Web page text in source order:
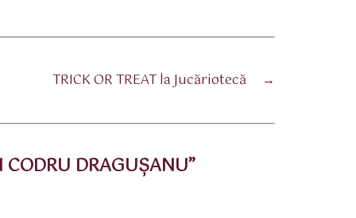
→
TRICK OR TREAT la Jucăriotecă
DRAGUŞANU”